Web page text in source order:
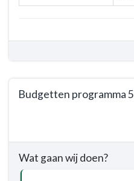
Budgetten programma 5
navigatie
Programma
Wat gaan wij doen?